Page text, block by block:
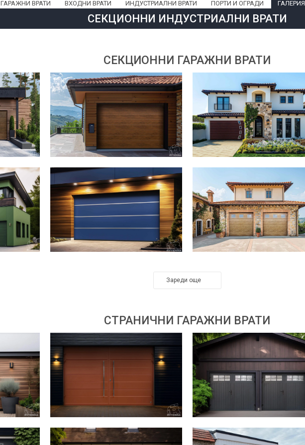
ГАРАЖНИ ВРАТИ ВХОДНИ ВРАТИ ИНДУСТРИАЛНИ ВРАТИ ПОРТИ И ОГРАДИ ГАЛЕРИЯ
Качване на файл
СЕКЦИОННИ ИНДУСТРИАЛНИ ВРАТИ
СЕКЦИОННИ ГАРАЖНИ ВРАТИ
Зареди още
СТРАНИЧНИ ГАРАЖНИ ВРАТИ